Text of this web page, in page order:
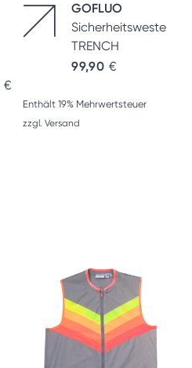
€
GOFLUO
Sicherheitsweste
TRENCH
99,90 €
Enthält 19% Mehrwertsteuer
zzgl. Versand